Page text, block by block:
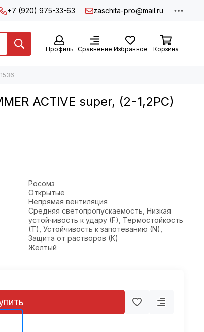
+7 (920) 975-33-63 zaschita-pro@mail.ru
Профиль Сравнение Избранное Корзина
ACTIVЕ super, (2-1,2PC)
Росомз
Открытые
Непрямая вентиляция
Средняя светопропускаемость, Низкая
устойчивость к удару (F), Термостойкость
(T), Устойчивость к запотеванию (N),
Защита от растворов (K)
Желтый